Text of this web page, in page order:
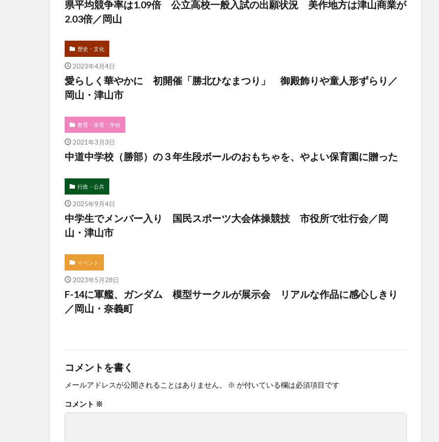
県平均競争率は1.09倍 公立高校一般入試の出願状況 美作地方は津山商業が
2.03倍／岡山
歴史・文化
2023年4月4日
愛らしく華やかに 初開催「勝北ひなまつり」 御殿飾りや童人形ずらり／
岡山・津山市
教育・保育・学校
2021年3月3日
中道中学校（勝部）の３年生段ボールのおもちゃを、やよい保育園に贈った
行政・公共
2025年9月4日
中学生でメンバー入り 国民スポーツ大会体操競技 市役所で壮行会／岡
山・津山市
イベント
2023年5月28日
F-14に軍艦、ガンダム 模型サークルが展示会 リアルな作品に感心しきり
／岡山・奈義町
コメントを書く
メールアドレスが公開されることはありません。 ※ が付いている欄は必須項目です
コメント ※